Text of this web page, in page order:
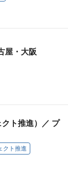
屋・大阪
ト推進）／ プ
クト推進